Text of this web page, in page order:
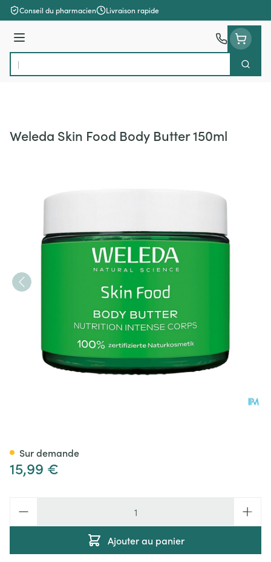
Aller au contenu
Conseil du pharmacien Livraison rapide
Menu
Rechercher
Weleda Skin Food Body Butter 150ml
15,99 €
Ajouter au panier
Sur demande